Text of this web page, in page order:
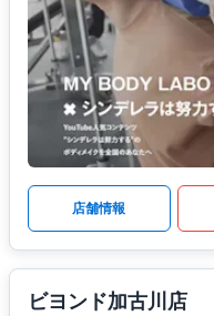
店舗情報
ビヨンド加古川店